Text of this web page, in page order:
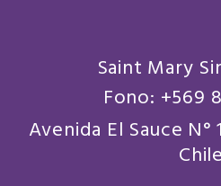
Saint Mary
Fono: +569
Avenida El Sauce
Chile